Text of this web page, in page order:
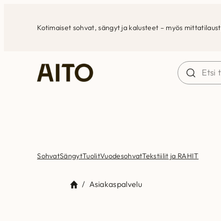
Kotimaiset sohvat, sängyt ja kalusteet – myös
SohvatSängytTuolitVuodesohvatTekstiilit ja RAHIT
/ Asiakaspalvelu